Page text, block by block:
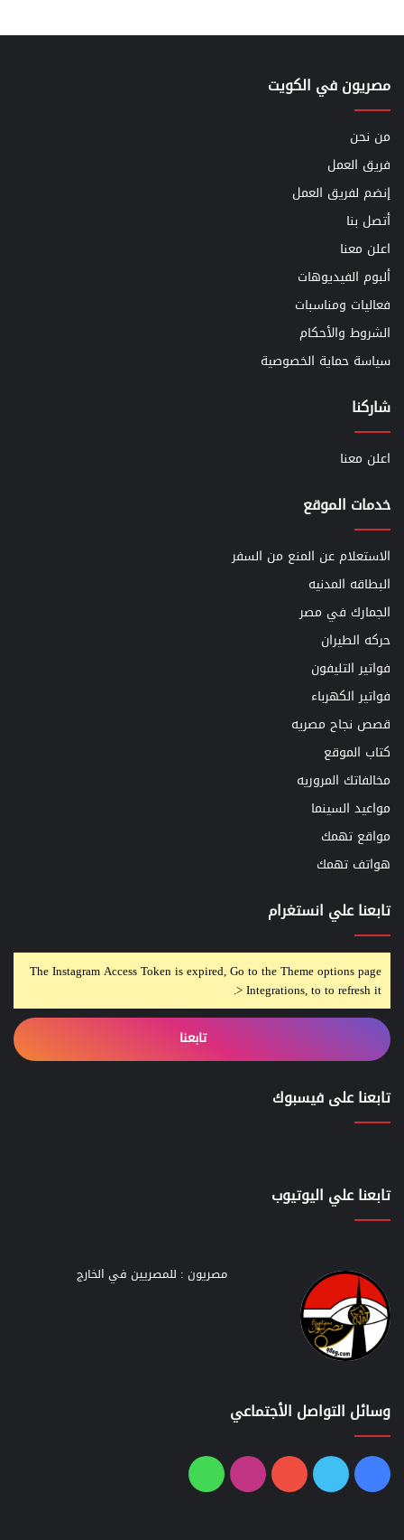
مصريون في الكويت
من نحن
فريق العمل
إنضم لفريق العمل
أتصل بنا
اعلن معنا
ألبوم الفيديوهات
فعاليات ومناسبات
الشروط والأحكام
سياسة حماية الخصوصية
شاركنا
اعلن معنا
خدمات الموقع
الاستعلام عن المنع من السفر
البطاقه المدنيه
الجمارك في مصر
حركه الطيران
فواتير التليفون
فواتير الكهرباء
قصص نجاح مصريه
كتاب الموقع
مخالفاتك المروريه
مواعيد السينما
مواقع تهمك
هواتف تهمك
تابعنا علي انستغرام
The Instagram Access Token is expired, Go to the Theme options page
> Integrations, to to refresh it.
تابعنا
تابعنا على فيسبوك
تابعنا علي اليوتيوب
مصريون : للمصريين في الخارج
وسائل التواصل الأجتماعي
فيسبوك
تويتر يوتيوبانستقرامواتساب